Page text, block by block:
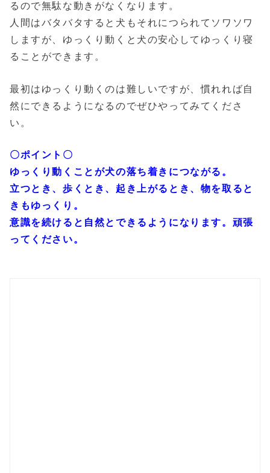
るので無駄な動きがなくなります。
人間はバタバタすると犬もそれにつられてソワソワ
しますが、ゆっくり動くと犬の安心してゆっくり寝
ることができます。
最初はゆっくり動くのは難しいですが、慣れれば自
然にできるようになるのでぜひやってみてくださ
い。
〇ポイント〇
ゆっくり動くことが犬の落ち着きにつながる。
立つとき、歩くとき、起き上がるとき、物を取ると
きもゆっくり。
意識を続けると自然とできるようになります。頑張
ってください。